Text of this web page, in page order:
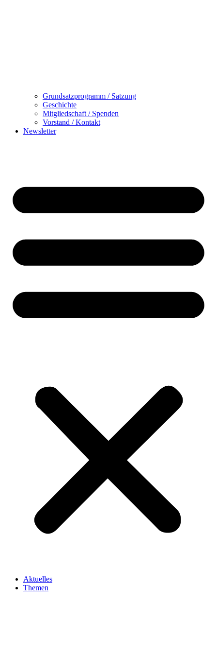
Grundsatzprogramm / Satzung
Geschichte
Mitgliedschaft / Spenden
Vorstand / Kontakt
Newsletter
Aktuelles
Themen